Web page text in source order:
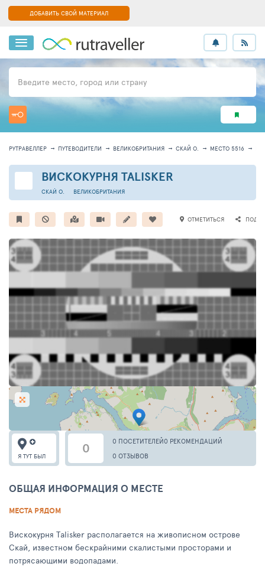
ДОБАВИТЬ СВОЙ МАТЕРИАЛ
Введите место, город или страну
РУТРАВЕЛЛЕР ПУТЕВОДИТЕЛИ ВЕЛИКОБРИТАНИЯ СКАЙ О. МЕСТО 5516
ВИСКОКУРНЯ TALISKER
ВЕЛИКОБРИТАНИЯ
СКАЙ О.
ОТМЕТИТЬСЯ
0 0 ПОСЕТИТЕЛЕЙ0 РЕКОМЕНДАЦИЙ
0 ОТЗЫВОВ
Я ТУТ БЫЛ
ОБЩАЯ ИНФОРМАЦИЯ О МЕСТЕ
МЕСТА РЯДОМ
Вискокурня Talisker располагается на живописном острове
Скай, известном бескрайними скалистыми просторами и
потрясающими водопадами.